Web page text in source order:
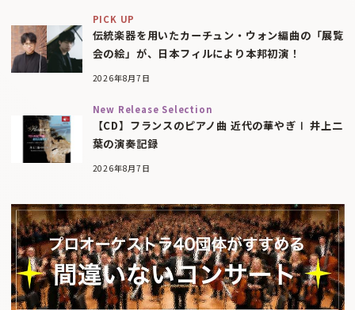
PICK UP
伝統楽器を用いたカーチュン・ウォン編曲の「展覧
会の絵」が、日本フィルにより本邦初演！
2026年8月7日
New Release Selection
【CD】フランスのピアノ曲 近代の華やぎⅠ 井上二
葉の演奏記録
2026年8月7日